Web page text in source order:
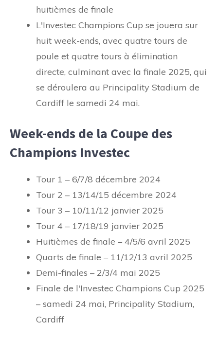
huitièmes de finale
L'Investec Champions Cup se jouera sur
huit week-ends, avec quatre tours de
poule et quatre tours à élimination
directe, culminant avec la finale 2025, qui
se déroulera au Principality Stadium de
Cardiff le samedi 24 mai.
Week-ends de la Coupe des
Champions Investec
Tour 1 – 6/7/8 décembre 2024
Tour 2 – 13/14/15 décembre 2024
Tour 3 – 10/11/12 janvier 2025
Tour 4 – 17/18/19 janvier 2025
Huitièmes de finale – 4/5/6 avril 2025
Quarts de finale – 11/12/13 avril 2025
Demi-finales – 2/3/4 mai 2025
Finale de l'Investec Champions Cup 2025
– samedi 24 mai, Principality Stadium,
Cardiff